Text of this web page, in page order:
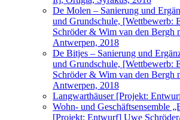
De Molen – Sanierung und
und Grundschule, [Wettbewerb:
Schröder & Wim van den Bergh
Antwerpen, 2018
De Bitjes – Sanierung und
und Grundschule, [Wettbewerb:
Schröder & Wim van den Bergh
Antwerpen, 2018
Langwarthäuser [Projekt:
Wohn- und Geschäftsensemble
[Projekt: Entwurf] Uwe